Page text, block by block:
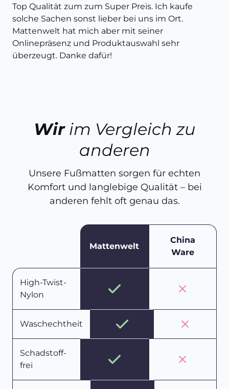
Top Qualität zum zum Super Preis. Ich kaufe
solche Sachen sonst lieber bei uns im Ort.
Mattenwelt hat mich aber mit seiner
Onlinepräsenz und Produktauswahl sehr
überzeugt. Danke dafür!
Wirim Vergleich zu
anderen
Unsere Fußmatten sorgen für echten
Komfort und langlebige Qualität – bei
anderen fehlt oft genau das.
Mattenwelt
China
Ware
High-Twist-
Nylon
Waschechtheit
Schadstoff-
frei